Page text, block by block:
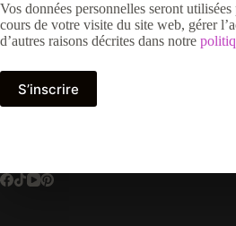
Vos données personnelles seront
cours de votre visite du site web, gérer
d’autres raisons décrites dans notre
S’inscrire